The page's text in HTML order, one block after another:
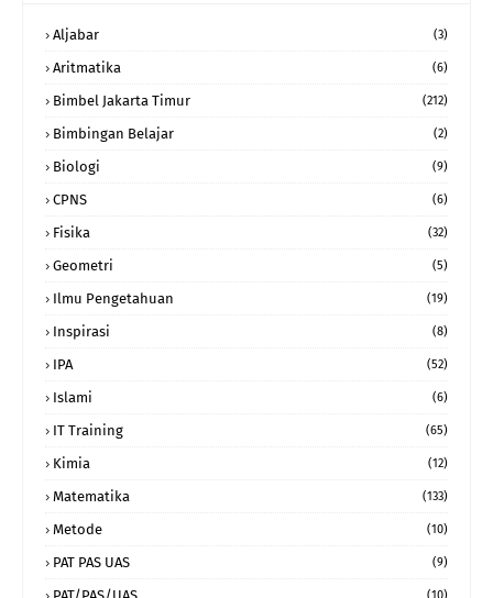
Aljabar (3)
Aritmatika (6)
Bimbel Jakarta Timur (212)
Bimbingan Belajar (2)
Biologi (9)
CPNS (6)
Fisika (32)
Geometri (5)
Ilmu Pengetahuan (19)
Inspirasi (8)
IPA (52)
Islami (6)
IT Training (65)
Kimia (12)
Matematika (133)
Metode (10)
PAT PAS UAS (9)